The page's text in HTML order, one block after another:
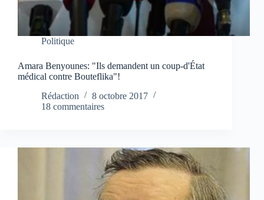
Politique
Amara Benyounes: "Ils demandent un coup-d'État
médical contre Bouteflika"!
Rédaction
8 octobre 2017
18 commentaires